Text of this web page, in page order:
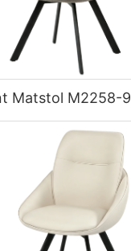
Matstol M2258-9